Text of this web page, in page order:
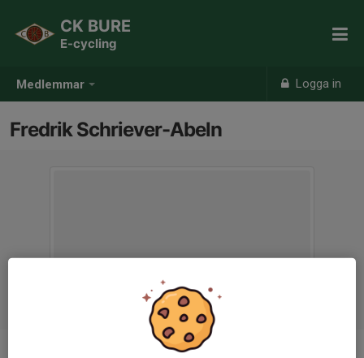
Medlemmar Logga in
CK BURE
E-cycling
Fredrik Schriever-Abeln